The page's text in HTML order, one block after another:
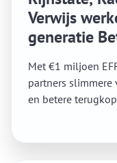
Verwijs
generatie
Met €1 miljoen
partners
en betere